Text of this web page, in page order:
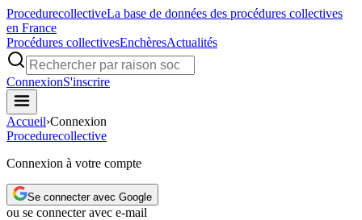
ProcedurecollectiveLa base de données des procédures collectives
en France
Procédures collectivesEnchèresActualités
ConnexionS'inscrire
Accueil›Connexion
Procedurecollective
Connexion à votre compte
Se connecter avec Google
ou se connecter avec e-mail